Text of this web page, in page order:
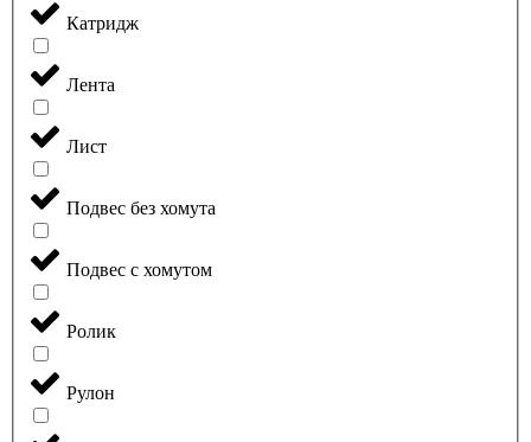
Катридж
Лента
Лист
Подвес без хомута
Подвес с хомутом
Ролик
Рулон